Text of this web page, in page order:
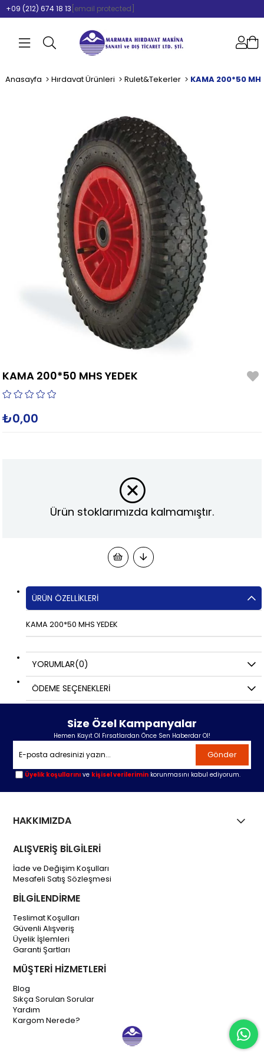
+09 (212) 674 18 13 [email protected]
Anasayfa Hırdavat Ürünleri Rulet&Tekerler KAMA 200*50
KAMA 200*50 MHS YEDEK
₺0,00
Ürün stoklarımızda kalmamıştır.
ÜRÜN ÖZELLIKLERI
KAMA 200*50 MHS YEDEK
YORUMLAR(0)
ÖDEME SEÇENEKLERI
Size Özel Kampanyalar
Hemen Kayıt Ol Fırsatlardan Önce Sen Haberdar Ol!
Gönder
Üyelik koşullarını ve kişisel verilerimin korunmasını kabul ediyorum.
HAKKIMIZDA
ALIŞVERİŞ BİLGİLERİ
İade ve Değişim Koşulları
Mesafeli Satış Sözleşmesi
BİLGİLENDİRME
Teslimat Koşulları
Güvenli Alışveriş
Üyelik İşlemleri
Garanti Şartları
MÜŞTERİ HİZMETLERİ
Blog
Sıkça Sorulan Sorular
Yardım
Kargom Nerede?